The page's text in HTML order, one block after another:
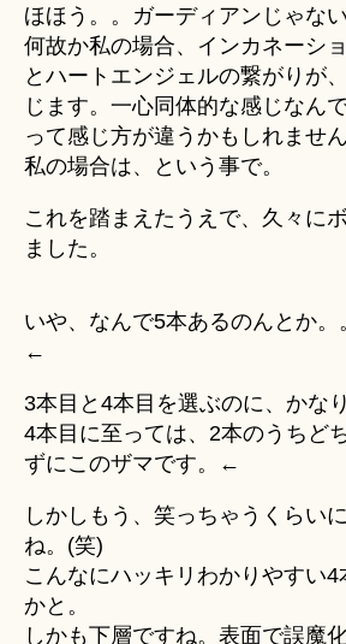
ほほう。。ガーディアンじゃない
何故か私の場合、インカネーシ
とハートエンジェルの繋がりが
じます。一心同体的な感じなん
って感じ方が違うかもしれませ
私の場合は、という事で。
これを踏まえたうえで、久々に
ました。
いや、なんで5本あるのんとか。
←
3本目と4本目を選ぶのに、かな
4本目に至っては、2本のうちど
ずにこのザマです。←
しかしもう、笑っちゃうくらい
ね。(笑)
こんなにハッキリわかりやすい
かと。
しかも下層ですね。表面で誤魔